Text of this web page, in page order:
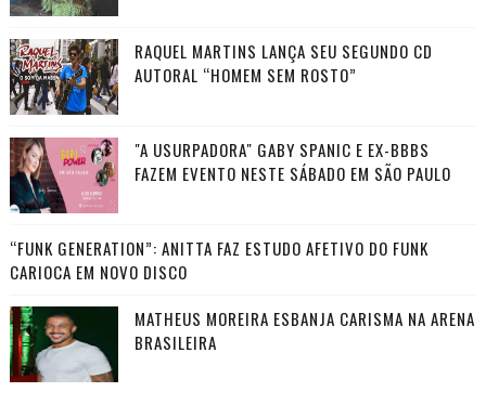
RAQUEL MARTINS LANÇA SEU SEGUNDO CD
AUTORAL “HOMEM SEM ROSTO”
"A USURPADORA" GABY SPANIC E EX-BBBS
FAZEM EVENTO NESTE SÁBADO EM SÃO PAULO
“FUNK GENERATION”: ANITTA FAZ ESTUDO AFETIVO DO FUNK
CARIOCA EM NOVO DISCO
MATHEUS MOREIRA ESBANJA CARISMA NA ARENA
BRASILEIRA